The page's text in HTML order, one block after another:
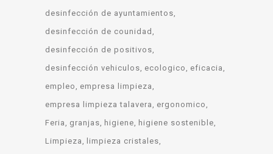
desinfección de ayuntamientos
desinfección de counidad
desinfección de positivos
desinfección vehiculos ecologico
eficacia
empleo
empresa limpieza
empresa limpieza talavera
ergonomico
Feria
granjas higiene
higiene sostenible
Limpieza
limpieza cristales